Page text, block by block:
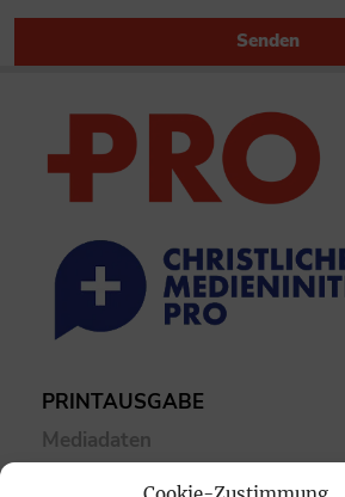
Senden
PRINTAUSGABE
Mediadaten